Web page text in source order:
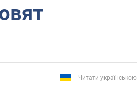
Читати українською